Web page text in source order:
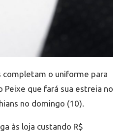
completam o uniforme para
que fará sua estreia no
no domingo (10).
às loja custando R$